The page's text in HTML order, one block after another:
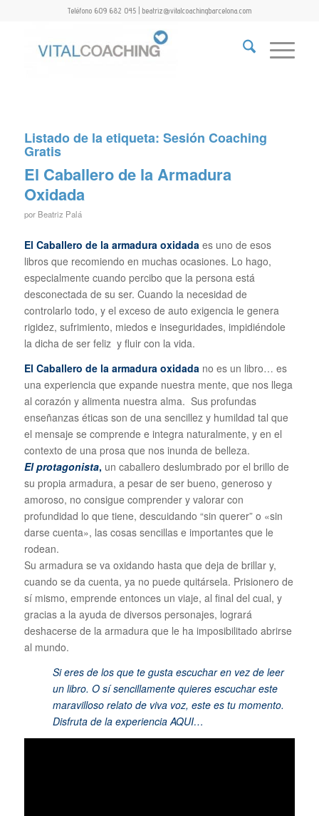
Teléfono 609 682 045 | beatriz@vitalcoachingbarcelona.com
Listado de la etiqueta: Sesión Coaching
Gratis
El Caballero de la Armadura
Oxidada
por Beatriz Palá
El Caballero de la armadura oxidada es uno de esos
libros que recomiendo en muchas ocasiones. Lo hago,
especialmente cuando percibo que la persona está
desconectada de su ser. Cuando la necesidad de
controlarlo todo, y el exceso de auto exigencia le genera
rigidez, sufrimiento, miedos e inseguridades, impidiéndole
la dicha de ser feliz y fluir con la vida.
El Caballero de la armadura oxidada no es un libro… es
una experiencia que expande nuestra mente, que nos llega
al corazón y alimenta nuestra alma. Sus profundas
enseñanzas éticas son de una sencillez y humildad tal que
el mensaje se comprende e integra naturalmente, y en el
contexto de una prosa que nos inunda de belleza.
El protagonista, un caballero deslumbrado por el brillo de
su propia armadura, a pesar de ser bueno, generoso y
amoroso, no consigue comprender y valorar con
profundidad lo que tiene, descuidando “sin querer” o «sin
darse cuenta», las cosas sencillas e importantes que le
rodean.
Su armadura se va oxidando hasta que deja de brillar y,
cuando se da cuenta, ya no puede quitársela. Prisionero de
sí mismo, emprende entonces un viaje, al final del cual, y
gracias a la ayuda de diversos personajes, logrará
deshacerse de la armadura que le ha imposibilitado abrirse
al mundo.
Si eres de los que te gusta escuchar en vez de leer
un libro. O sí sencillamente quieres escuchar este
maravilloso relato de viva voz, este es tu momento.
Disfruta de la experiencia AQUI…